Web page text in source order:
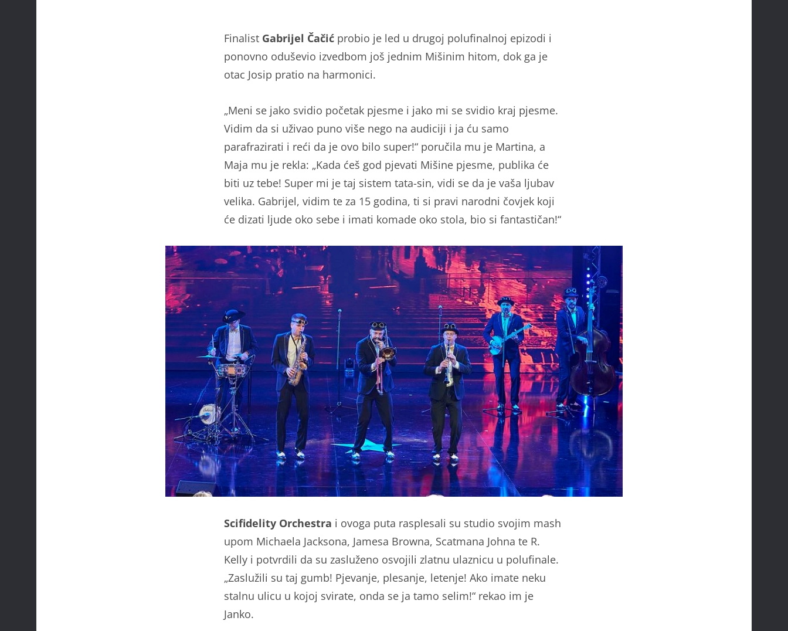
Finalist Gabrijel Čačić probio je led u drugoj polufinalnoj epizodi i
ponovno oduševio izvedbom još jednim Mišinim hitom, dok ga je
otac Josip pratio na harmonici.
„Meni se jako svidio početak pjesme i jako mi se svidio kraj pjesme.
Vidim da si uživao puno više nego na audiciji i ja ću samo
parafrazirati i reći da je ovo bilo super!“ poručila mu je Martina, a
Maja mu je rekla: „Kada ćeš god pjevati Mišine pjesme, publika će
biti uz tebe! Super mi je taj sistem tata-sin, vidi se da je vaša ljubav
velika. Gabrijel, vidim te za 15 godina, ti si pravi narodni čovjek koji
će dizati ljude oko sebe i imati komade oko stola, bio si fantastičan!“
Scifidelity Orchestra i ovoga puta rasplesali su studio svojim mash
upom Michaela Jacksona, Jamesa Browna, Scatmana Johna te R.
Kelly i potvrdili da su zasluženo osvojili zlatnu ulaznicu u polufinale.
„Zaslužili su taj gumb! Pjevanje, plesanje, letenje! Ako imate neku
stalnu ulicu u kojoj svirate, onda se ja tamo selim!“ rekao im je
Janko.